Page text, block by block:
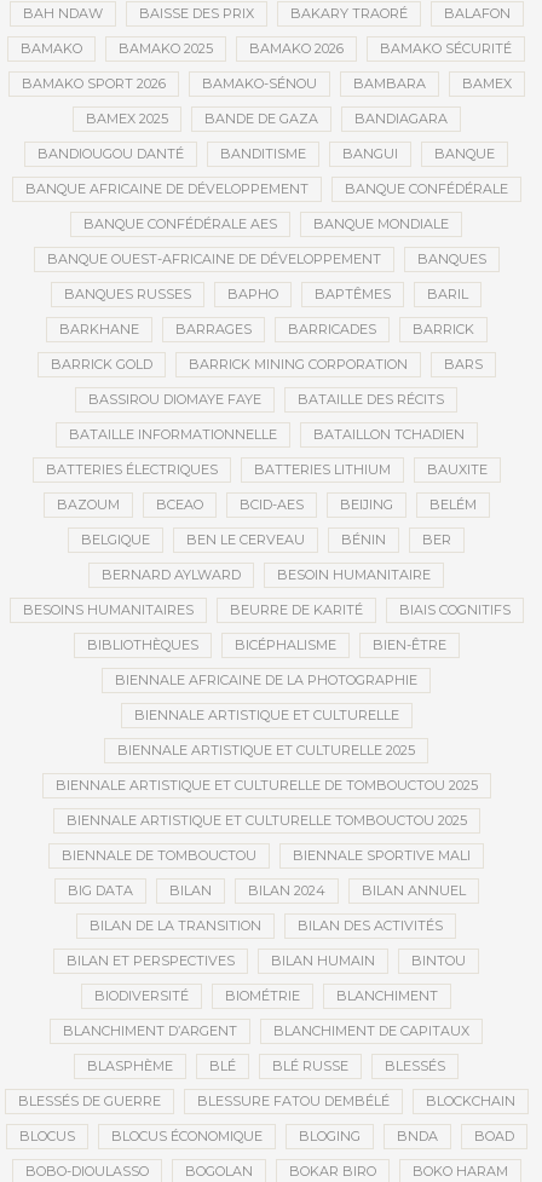
BAH NDAW BAISSE DES PRIX BAKARY TRAORÉ BALAFON
BAMAKO BAMAKO 2025 BAMAKO 2026 BAMAKO SÉCURITÉ
BAMAKO SPORT 2026 BAMAKO-SÉNOU BAMBARA BAMEX
BAMEX 2025 BANDE DE GAZA BANDIAGARA
BANDIOUGOU DANTÉ BANDITISME BANGUI BANQUE
BANQUE AFRICAINE DE DÉVELOPPEMENT BANQUE CONFÉDÉRALE
BANQUE CONFÉDÉRALE AES BANQUE MONDIALE
BANQUE OUEST-AFRICAINE DE DÉVELOPPEMENT BANQUES
BANQUES RUSSES BAPHO BAPTÊMES BARIL
BARKHANE BARRAGES BARRICADES BARRICK
BARRICK GOLD BARRICK MINING CORPORATION BARS
BASSIROU DIOMAYE FAYE BATAILLE DES RÉCITS
BATAILLE INFORMATIONNELLE BATAILLON TCHADIEN
BATTERIES ÉLECTRIQUES BATTERIES LITHIUM BAUXITE
BAZOUM BCEAO BCID-AES BEIJING BELÉM
BELGIQUE BEN LE CERVEAU BÉNIN BER
BERNARD AYLWARD BESOIN HUMANITAIRE
BESOINS HUMANITAIRES BEURRE DE KARITÉ BIAIS COGNITIFS
BIBLIOTHÈQUES BICÉPHALISME BIEN-ÊTRE
BIENNALE AFRICAINE DE LA PHOTOGRAPHIE
BIENNALE ARTISTIQUE ET CULTURELLE
BIENNALE ARTISTIQUE ET CULTURELLE 2025
BIENNALE ARTISTIQUE ET CULTURELLE DE TOMBOUCTOU 2025
BIENNALE ARTISTIQUE ET CULTURELLE TOMBOUCTOU 2025
BIENNALE DE TOMBOUCTOU BIENNALE SPORTIVE MALI
BIG DATA BILAN BILAN 2024 BILAN ANNUEL
BILAN DE LA TRANSITION BILAN DES ACTIVITÉS
BILAN ET PERSPECTIVES BILAN HUMAIN BINTOU
BIODIVERSITÉ BIOMÉTRIE BLANCHIMENT
BLANCHIMENT D’ARGENT BLANCHIMENT DE CAPITAUX
BLASPHÈME BLÉ BLÉ RUSSE BLESSÉS
BLESSÉS DE GUERRE BLESSURE FATOU DEMBÉLÉ BLOCKCHAIN
BLOCUS BLOCUS ÉCONOMIQUE BLOGING BNDA BOAD
BOBO-DIOULASSO BOGOLAN BOKAR BIRO BOKO HARAM